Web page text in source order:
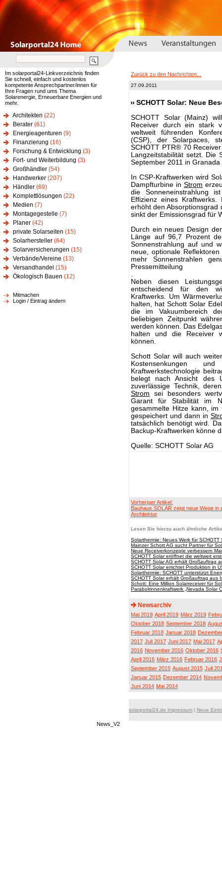
Im solarportal24-Linkverzeichnis finden
Sie schnell, einfach und kostenlos
kompetente Ansprechpartner/innen für
Ihre Fragen rund ums Thema
Solarenergie, Erneuerbare Energien und
mehr.
Architekten (22)
Berater (61)
Energieagenturen (9)
Finanzierung (16)
Forschung & Entwicklung (3)
Fort- und Weiterbildung (3)
Großhändler (54)
Handwerker (207)
Händler (69)
Komplettlösungen (22)
Medien (7)
Montagegestelle (7)
Planer (42)
private Solarseiten (15)
Solarhersteller (64)
Solarversicherungen (15)
Verbände/Vereine (13)
Versandhandel (15)
Ökologisch Bauen (12)
Mitmachen
Login / Eintrag ändern
Zurück zu den Nachrichten...
27.09.2011
SCHOTT Solar: Neue
SCHOTT Solar (Mainz)
Receiver durch ein stark
weltweit führenden
(CSP), der Solarpaces,
SCHOTT PTR® 70
Langzeitstabilität setzt. Die
September 2011 in Granada
In CSP-Kraftwerken wird
Dampfturbine in Strom
die Sonneneinstrahlung
Effizienz eines
erhöht den Absorptionsgrad
sinkt der Emissionsgrad für
Durch ein neues Design
Länge auf 96,7 Prozent
Sonnenstrahlung auf und
neue, optionale
mehr Sonnenstrahlen
Pressemitteilung
.
Neben diesen
entscheidend für den
Kraftwerks. Um
halten, hat Schott Solar
die im Vakuumbereich
beliebigen Zeitpunkt
werden können. Das
halten und die Receiver
können.
Schott Solar will auch
Kostensenkungen
Kraftwerkstechnologie
belegt nach Ansicht des
zuverlässige Technik,
Strom sei besonders
Garant für Stabilität im
gesammelte Hitze kann,
gespeichert und dann in
tatsächlich benötigt wird.
Backup-Kraftwerken könne
Quelle: SCHOTT Solar AG
Vorheriger Artikel:
Bauhaus.SOLAR zeigt neue Wege in
Architektur
Lesen Sie hierzu auch ähnliche
Solarthermie: Neues Werk für
Mainzer Schott AG sucht Partner für
Neue Receiverkonzepte verbessern
SCHOTT Solar eröffnet die weltweit
SCHOTT Solar AG erhält Großauftrag
SCHOTT Solar errichtet Produktion in
Solarthermie: SCHOTT unterstützt
SCHOTT Solar erhält Großauftrag aus
Schott: Eine Million Solarreceiver für
Parabolrinnenkraftwerk „Nevada Solar
Newsarchiv
Mai 2019 April 2019 März 2019
Oktober 2018 September 2018
Februar 2018 Januar 2018
2017 Juli 2017 Juni 2017 Mai 2017
2016 November 2016 Oktober 2016
April 2016 März 2016 Februar 2016
September 2015 August 2015 Juli
Januar 2015 Dezember 2014
Juni 2014 Mai 2014
solarportal24.de Impressum | Neue
News_V2